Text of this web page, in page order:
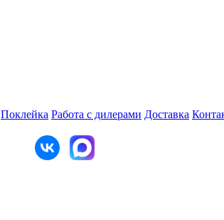
Поклейка Работа с дилерами Доставка